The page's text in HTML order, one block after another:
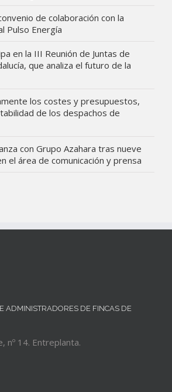
de colaboración con la
Pulso Energía
en la III Reunión de Juntas de
que analiza el futuro de la
los costes y presupuestos,
de los despachos de
con Grupo Azahara tras nueve
el área de comunicación y prensa
ADMINISTRADORES DE FINCAS DE
nº 14. Entreplanta.